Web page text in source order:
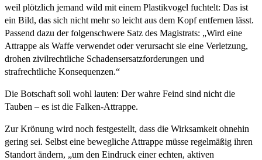
weil plötzlich jemand wild mit einem Plastikvogel fuchtelt: Das ist
ein Bild, das sich nicht mehr so leicht aus dem Kopf entfernen lässt.
Passend dazu der folgenschwere Satz des Magistrats: „Wird eine
Attrappe als Waffe verwendet oder verursacht sie eine Verletzung,
drohen zivilrechtliche Schadensersatzforderungen und
strafrechtliche Konsequenzen.“
Die Botschaft soll wohl lauten: Der wahre Feind sind nicht die
Tauben – es ist die Falken-Attrappe.
Zur Krönung wird noch festgestellt, dass die Wirksamkeit ohnehin
gering sei. Selbst eine bewegliche Attrappe müsse regelmäßig ihren
Standort ändern, „um den Eindruck einer echten, aktiven